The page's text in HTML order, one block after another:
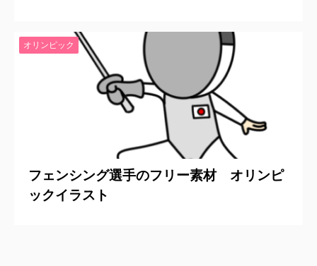
オリンピック
フェンシング選手のフリー素材 オリンピ
ックイラスト